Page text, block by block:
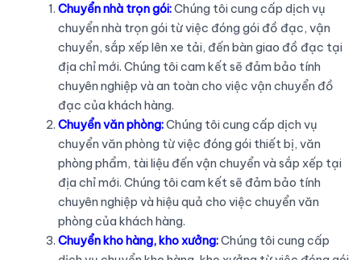
Chuyển nhà trọn gói:Chúng tôi cung cấp dịch vụ
chuyển nhà trọn gói từ việc đóng gói đồ đạc, vận
chuyển, sắp xếp lên xe tải, đến bàn giao đồ đạc tại
địa chỉ mới. Chúng tôi cam kết sẽ đảm bảo tính
chuyên nghiệp và an toàn cho việc vận chuyển đồ
đạc của khách hàng.
Chuyển văn phòng:Chúng tôi cung cấp dịch vụ
chuyển văn phòng từ việc đóng gói thiết bị, văn
phòng phẩm, tài liệu đến vận chuyển và sắp xếp tại
địa chỉ mới. Chúng tôi cam kết sẽ đảm bảo tính
chuyên nghiệp và hiệu quả cho việc chuyển văn
phòng của khách hàng.
Chuyển kho hàng, kho xưởng:Chúng tôi cung cấp